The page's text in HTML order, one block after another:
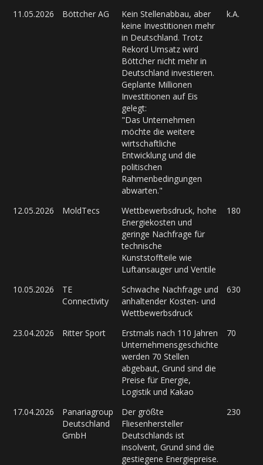
11.05.2026 Böttcher AG
Kein Stellenabbau, aber
keine Investitionen mehr
in Deutschland. Trotz
Rekord Umsatz wird
Böttcher nicht mehr in
Deutschland investieren.
Geplante Millionen
Investitionen auf Eis
gelegt:
"Das Unternehmen
möchte die weitere
wirtschaftliche
Entwicklung und die
politischen
Rahmenbedingungen
abwarten."
k.A.
12.05.2026 MoldTecs
Wettbewerbsdruck, hohe
Energiekosten und
geringe Nachfrage für
technische
Kunststoffteile wie
Luftansauger und Ventile
180
10.05.2026
TE
Connectivity
Schwache Nachfrage und
anhaltender Kosten- und
Wettbewerbsdruck
630
23.04.2026 Ritter Sport
Erstmals nach 110 Jahren
Unternehmensgeschichte
werden 70 Stellen
abgebaut, Grund sind die
Preise für Energie,
Logistik und Kakao
70
17.04.2026
Panariagroup
Deutschland
GmbH
Der größte
Fliesenhersteller
Deutschlands ist
insolvent, Grund sind die
gestiegene Energiepreise.
230